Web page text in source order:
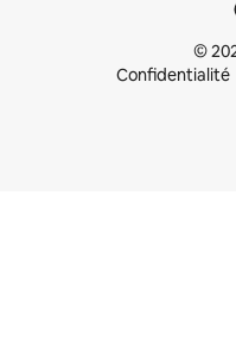
©
Confidentialité